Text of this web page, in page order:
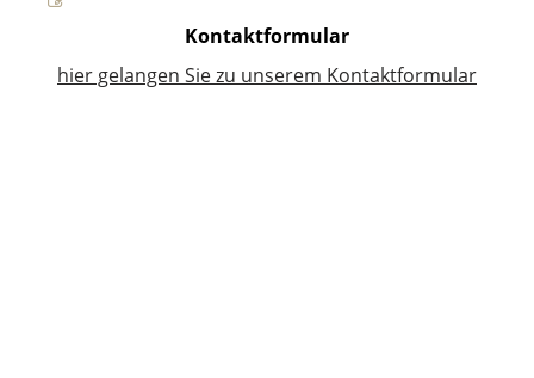
Kontaktformular
hier gelangen Sie zu unserem Kontaktformular